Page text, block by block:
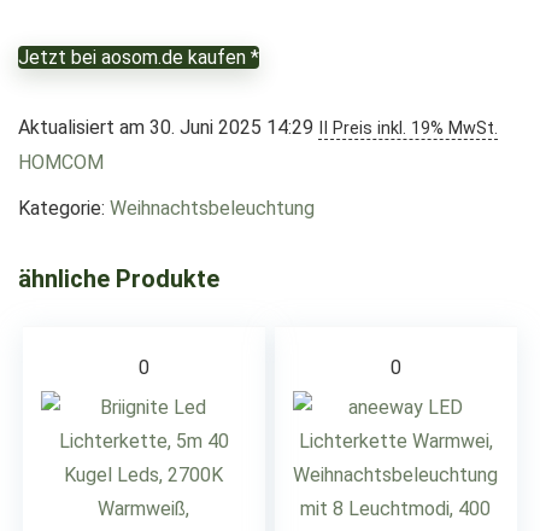
Jetzt bei aosom.de kaufen *
Aktualisiert am 30. Juni 2025 14:29 II Preis inkl. 19% MwSt.
HOMCOM
Kategorie: Weihnachtsbeleuchtung
ähnliche Produkte
0 0